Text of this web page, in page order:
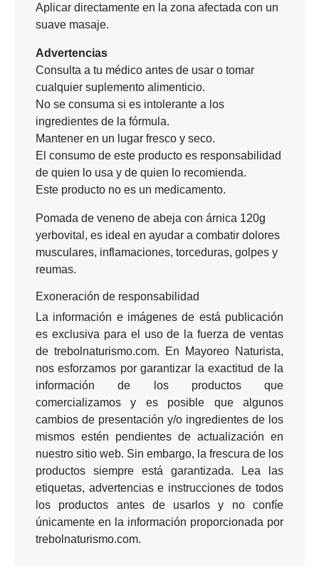
Aplicar directamente en la zona afectada con un
suave masaje.
Advertencias
Consulta a tu médico antes de usar o tomar
cualquier suplemento alimenticio.
No se consuma si es intolerante a los
ingredientes de la fórmula.
Mantener en un lugar fresco y seco.
El consumo de este producto es responsabilidad
de quien lo usa y de quien lo recomienda.
Este producto no es un medicamento.
Pomada de veneno de abeja con árnica 120g
yerbovital, es ideal en ayudar a combatir dolores
musculares, inflamaciones, torceduras, golpes y
reumas.
Exoneración de responsabilidad
La información e imágenes de está publicación
es exclusiva para el uso de la fuerza de ventas
de trebolnaturismo.com. En Mayoreo Naturista,
nos esforzamos por garantizar la exactitud de la
información de los productos que
comercializamos y es posible que algunos
cambios de presentación y/o ingredientes de los
mismos estén pendientes de actualización en
nuestro sitio web. Sin embargo, la frescura de los
productos siempre está garantizada. Lea las
etiquetas, advertencias e instrucciones de todos
los productos antes de usarlos y no confíe
únicamente en la información proporcionada por
trebolnaturismo.com.